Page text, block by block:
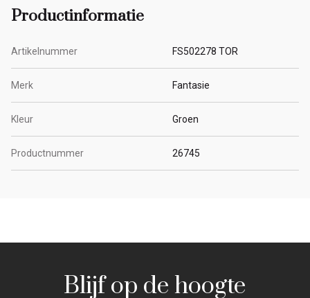
Productinformatie
Artikelnummer FS502278 TOR
Merk Fantasie
Kleur Groen
Productnummer 26745
Blijf op de hoogte